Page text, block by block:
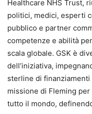
Healthcare NHS Trust,
politici, medici, esperti
pubblico e partner
competenze e abilità
scala globale. GSK è
dell’iniziativa,
sterline di
missione di Fleming per
tutto il mondo,